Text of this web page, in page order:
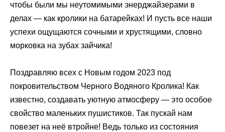
чтобы были мы неутомимыми энерджайзерами в
делах — как кролики на батарейках! И пусть все наши
успехи ощущаются сочными и хрустящими, словно
морковка на зубах зайчика!
Поздравляю всех с Новым годом 2023 под
покровительством Черного Водяного Кролика! Как
известно, создавать уютную атмосферу — это особое
свойство маленьких пушистиков. Так пускай нам
повезет на неё втройне! Ведь только из состояния